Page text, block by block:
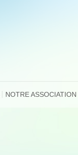
NOTRE ASSOCIATION